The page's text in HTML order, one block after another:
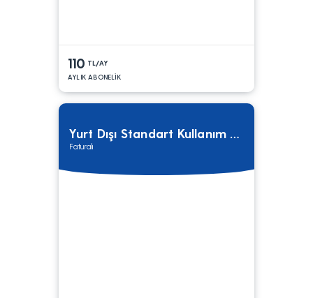
110 TL/AY
AYLIK ABONELİK
Yurt Dışı Standart Kullanım Tarifesi
Faturalı